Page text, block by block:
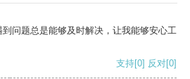
问题总是能够及时解决，让我能够安心工
支持[0] 反对[0]